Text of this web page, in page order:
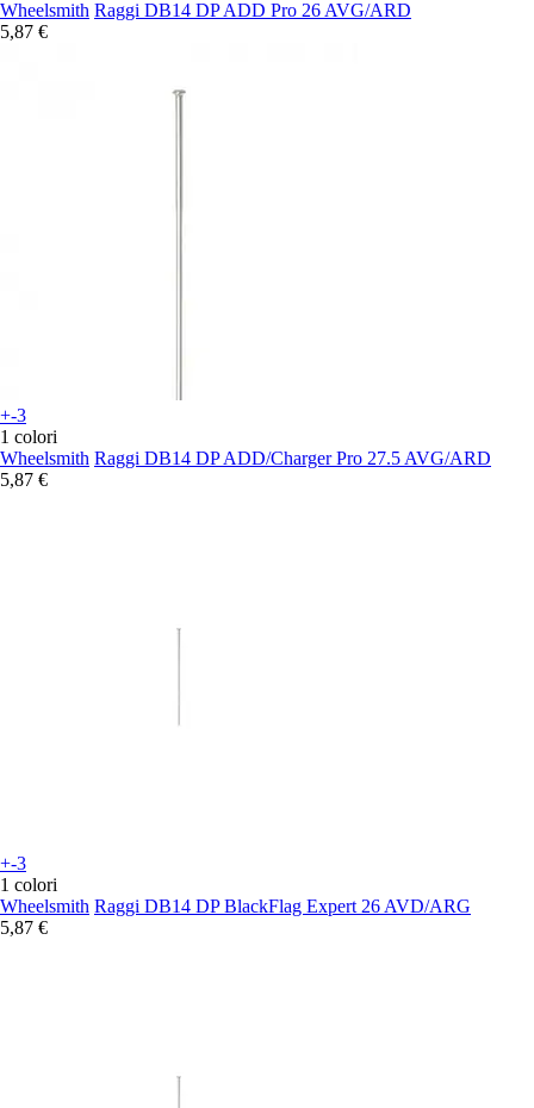
Wheelsmith Raggi DB14 DP ADD Pro 26 AVG/ARD
5,87 €
+-3
1 colori
Wheelsmith Raggi DB14 DP ADD/Charger Pro 27.5 AVG/ARD
5,87 €
+-3
1 colori
Wheelsmith Raggi DB14 DP BlackFlag Expert 26 AVD/ARG
5,87 €